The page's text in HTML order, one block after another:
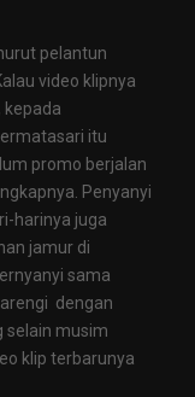
pelantun
video klipnya
kepada
itu
promo berjalan
Penyanyi
harinya juga
jamur di
sama
dengan
selain musim
klip terbarunya